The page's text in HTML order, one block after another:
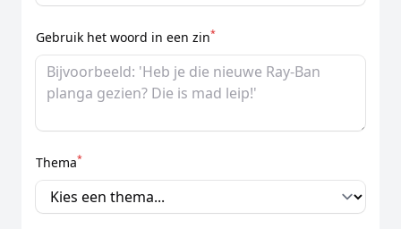
Gebruik het woord in een zin*
Thema*